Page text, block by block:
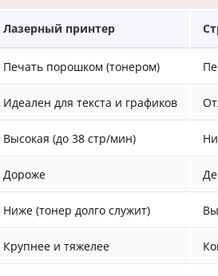
Лазерный принтер
Печать порошком (тонером)
Идеален для текста и графиков
Высокая (до 38 стр/мин)
Дороже
Ниже (тонер долго служит)
Крупнее и тяжелее